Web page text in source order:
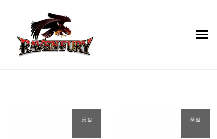
Toggle Menu
품절 품절